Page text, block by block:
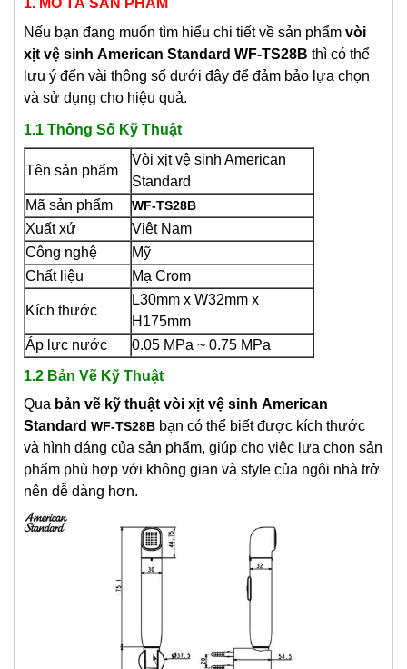
1. MÔ TẢ SẢN PHẨM
Nếu bạn đang muốn tìm hiểu chi tiết về sản phẩm vòi
xịt vệ sinh American Standard WF-TS28B thì có thể
lưu ý đến vài thông số dưới đây để đảm bảo lựa chọn
và sử dụng cho hiệu quả.
1.1 Thông Số Kỹ Thuật
Tên sản phẩm
Vòi xịt vệ sinh American
Standard
Mã sản phẩm
WF-TS28B
Xuất xứ
Việt Nam
Công nghệ
Mỹ
Chất liệu
Mạ Crom
Kích thước
L30mm x W32mm x
H175mm
Áp lực nước
0.05 MPa ~ 0.75 MPa
1.2 Bản Vẽ Kỹ Thuật
Qua bản vẽ kỹ thuật vòi xịt vệ sinh American
Standard WF-TS28B bạn có thể biết được kích thước
và hình dáng của sản phẩm, giúp cho việc lựa chọn sản
phẩm phù hợp với không gian và style của ngôi nhà trở
nên dễ dàng hơn.